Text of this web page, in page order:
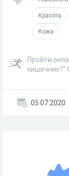
Красота
Кожа
Пройти
кишечник?"
05.07.2020